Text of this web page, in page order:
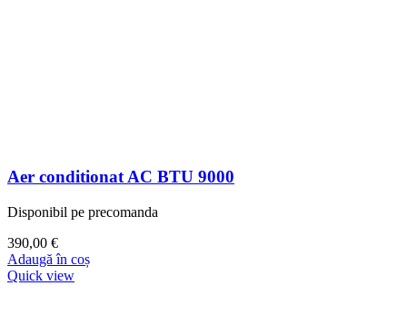
Aer conditionat AC BTU 9000
Disponibil pe precomanda
390,00 €
Adaugă în coș
Quick view